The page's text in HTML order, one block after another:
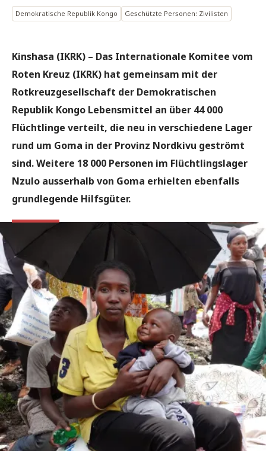
Demokratische Republik Kongo Geschützte Personen: Zivilisten
Kinshasa (IKRK) – Das Internationale Komitee vom
Roten Kreuz (IKRK) hat gemeinsam mit der
Rotkreuzgesellschaft der Demokratischen
Republik Kongo Lebensmittel an über 44 000
Flüchtlinge verteilt, die neu in verschiedene Lager
rund um Goma in der Provinz Nordkivu geströmt
sind. Weitere 18 000 Personen im Flüchtlingslager
Nzulo ausserhalb von Goma erhielten ebenfalls
grundlegende Hilfsgüter.